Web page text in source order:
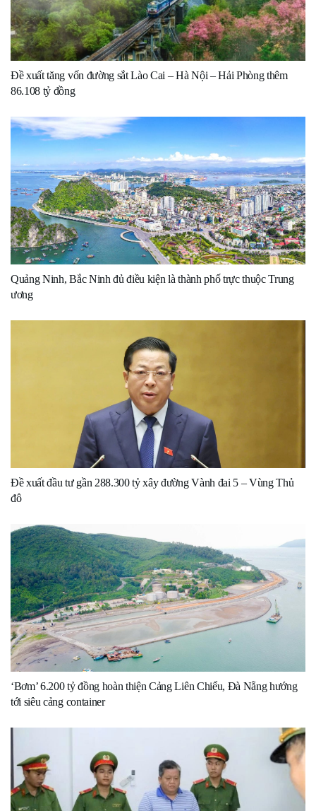
Đề xuất tăng vốn đường sắt Lào Cai – Hà Nội – Hải Phòng thêm
86.108 tỷ đồng
Quảng Ninh, Bắc Ninh đủ điều kiện là thành phố trực thuộc Trung
ương
Đề xuất đầu tư gần 288.300 tỷ xây đường Vành đai 5 – Vùng Thủ
đô
‘Bơm’ 6.200 tỷ đồng hoàn thiện Cảng Liên Chiểu, Đà Nẵng hướng
tới siêu cảng container